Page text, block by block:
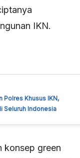
IKN.
Polres Khusus IKN,
Seluruh Indonesia
konsep green